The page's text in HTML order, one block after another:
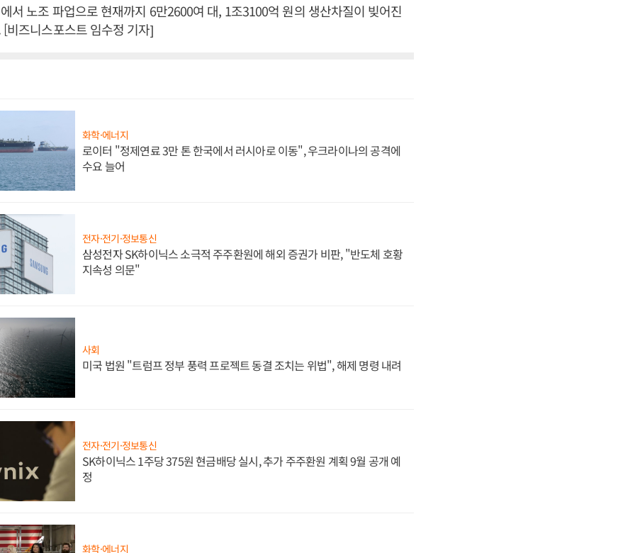
서 노조 파업으로 현재까지 6만2600여 대, 1조3100억 원의 생산차질이 빚어진
비즈니스포스트 임수정 기자]
화학·에너지
로이터 "정제연료 3만 톤 한국에서 러시아로 이동", 우크라이나의 공격에
수요 늘어
전자·전기·정보통신
삼성전자 SK하이닉스 소극적 주주환원에 해외 증권가 비판, "반도체 호황
지속성 의문"
사회
미국 법원 "트럼프 정부 풍력 프로젝트 동결 조치는 위법", 해제 명령 내려
전자·전기·정보통신
SK하이닉스 1주당 375원 현금배당 실시, 추가 주주환원 계획 9월 공개 예
정
화학·에너지